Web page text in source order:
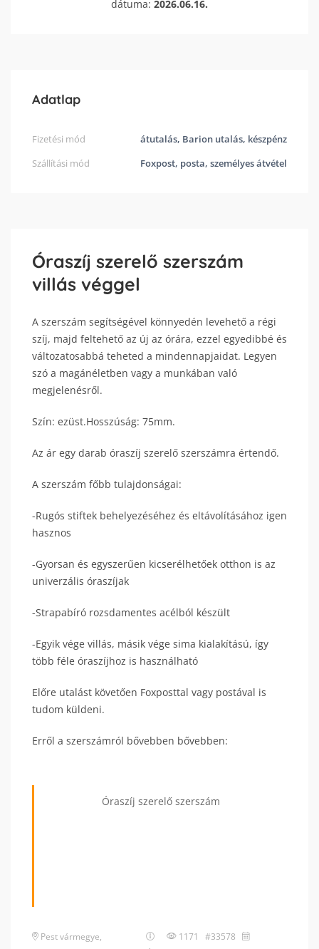
dátuma: 2026.06.16.
Adatlap
Fizetési mód
átutalás, Barion utalás, készpénz
Szállítási mód
Foxpost, posta, személyes átvétel
Óraszíj szerelő szerszám
villás véggel
A szerszám segítségével könnyedén levehető a régi
szíj, majd feltehető az új az órára, ezzel egyedibbé és
változatosabbá teheted a mindennapjaidat. Legyen
szó a magánéletben vagy a munkában való
megjelenésről.
Szín: ezüst.Hosszúság: 75mm.
Az ár egy darab óraszíj szerelő szerszámra értendő.
A szerszám főbb tulajdonságai:
-Rugós stiftek behelyezéséhez és eltávolításához igen
hasznos
-Gyorsan és egyszerűen kicserélhetőek otthon is az
univerzális óraszíjak
-Strapabíró rozsdamentes acélból készült
-Egyik vége villás, másik vége sima kialakítású, így
több féle óraszíjhoz is használható
Előre utalást követően Foxposttal vagy postával is
tudom küldeni.
Erről a szerszámról bővebben bővebben:
Óraszíj szerelő szerszám
Pest vármegye,
1171 #33578